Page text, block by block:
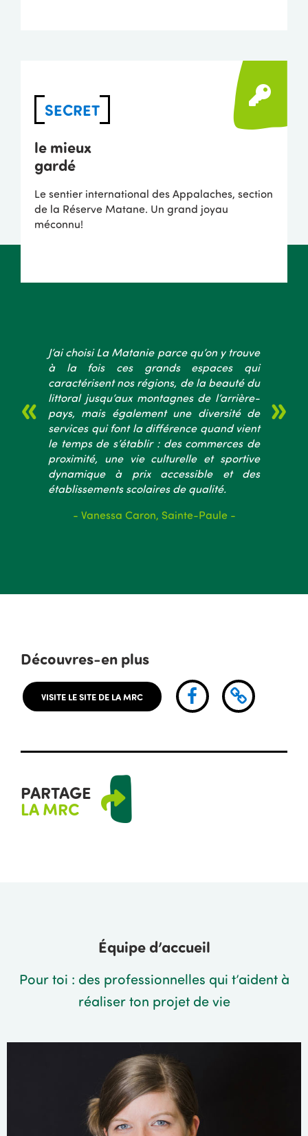
SECRET
le mieux
gardé
Le sentier international des Appalaches, section
de la Réserve Matane. Un grand joyau
méconnu!
J’ai choisi La Matanie parce qu’on y trouve
à la fois ces grands espaces qui
caractérisent nos régions, de la beauté du
littoral jusqu’aux montagnes de l’arrière-
pays, mais également une diversité de
services qui font la différence quand vient
le temps de s’établir : des commerces de
proximité, une vie culturelle et sportive
dynamique à prix accessible et des
établissements scolaires de qualité.
- Vanessa Caron, Sainte-Paule -
Découvres-en plus
VISITE LE SITE DE LA MRC Facebook
PARTAGE
LA MRC
Équipe d’accueil
Pour toi : des professionnelles qui t’aident à
réaliser ton projet de vie